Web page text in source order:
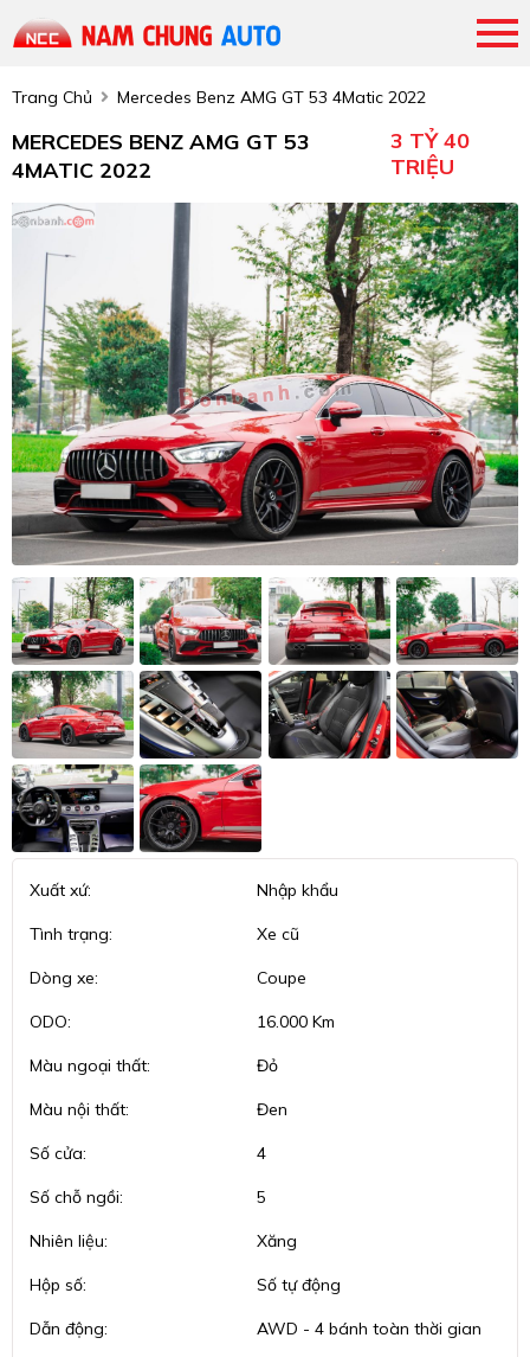
Trang Chủ Mercedes Benz AMG GT 53 4Matic 2022
MERCEDES BENZ AMG GT 53
4MATIC 2022
3 TỶ 40
TRIỆU
Xuất xứ: Nhập khẩu
Tình trạng: Xe cũ
Dòng xe: Coupe
ODO: 16.000 Km
Màu ngoại thất: Đỏ
Màu nội thất: Đen
Số cửa: 4
Số chỗ ngồi: 5
Nhiên liệu: Xăng
Hộp số: Số tự động
Dẫn động: AWD - 4 bánh toàn thời gian